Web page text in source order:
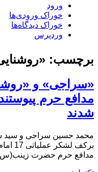
ورود
خوراک ورودی‌ها
خوراک دیدگاه‌ها
وردپرس
برچسب:
«سراجی» و
مدافع حرم
شدند
محمد حسین سراجی و سید
مدافع حرم حضرت زینب(س)